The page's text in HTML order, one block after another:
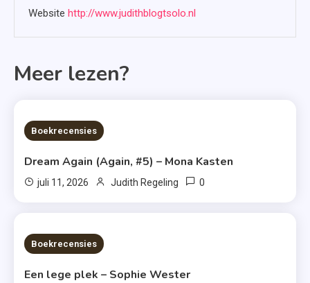
Website http://www.judithblogtsolo.nl
Meer lezen?
6 MINS READ
Boekrecensies
Dream Again (Again, #5) – Mona Kasten
juli 11, 2026 Judith Regeling 0
6 MINS READ
Boekrecensies
Een lege plek – Sophie Wester